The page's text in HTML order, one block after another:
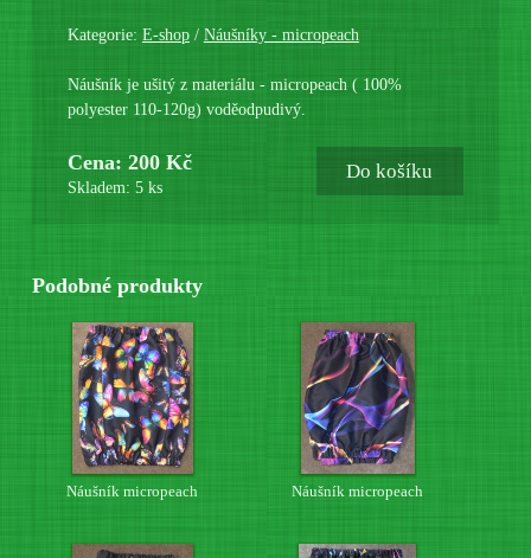
Kategorie: E-shop/ Náušníky - micropeach
Náušník je ušitý z materiálu - micropeach ( 100%
polyester 110-120g) voděodpudivý.
Cena: 200 Kč
Skladem: 5 ks
Do košíku
Podobné produkty
Náušník micropeach Náušník micropeach